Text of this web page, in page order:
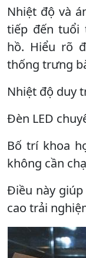
Nhiệt độ và
tiếp đến tuổi
hồ. Hiểu rõ
thống trưng
Nhiệt độ duy
Đèn LED
Bố trí khoa
không cần
Điều này giúp
cao trải